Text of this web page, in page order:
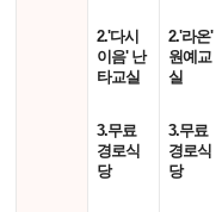
2.'다시
이음' 난
타교실
3.무료
경로식
당
2.'라온'
원예교
실
3.무료
경로식
당